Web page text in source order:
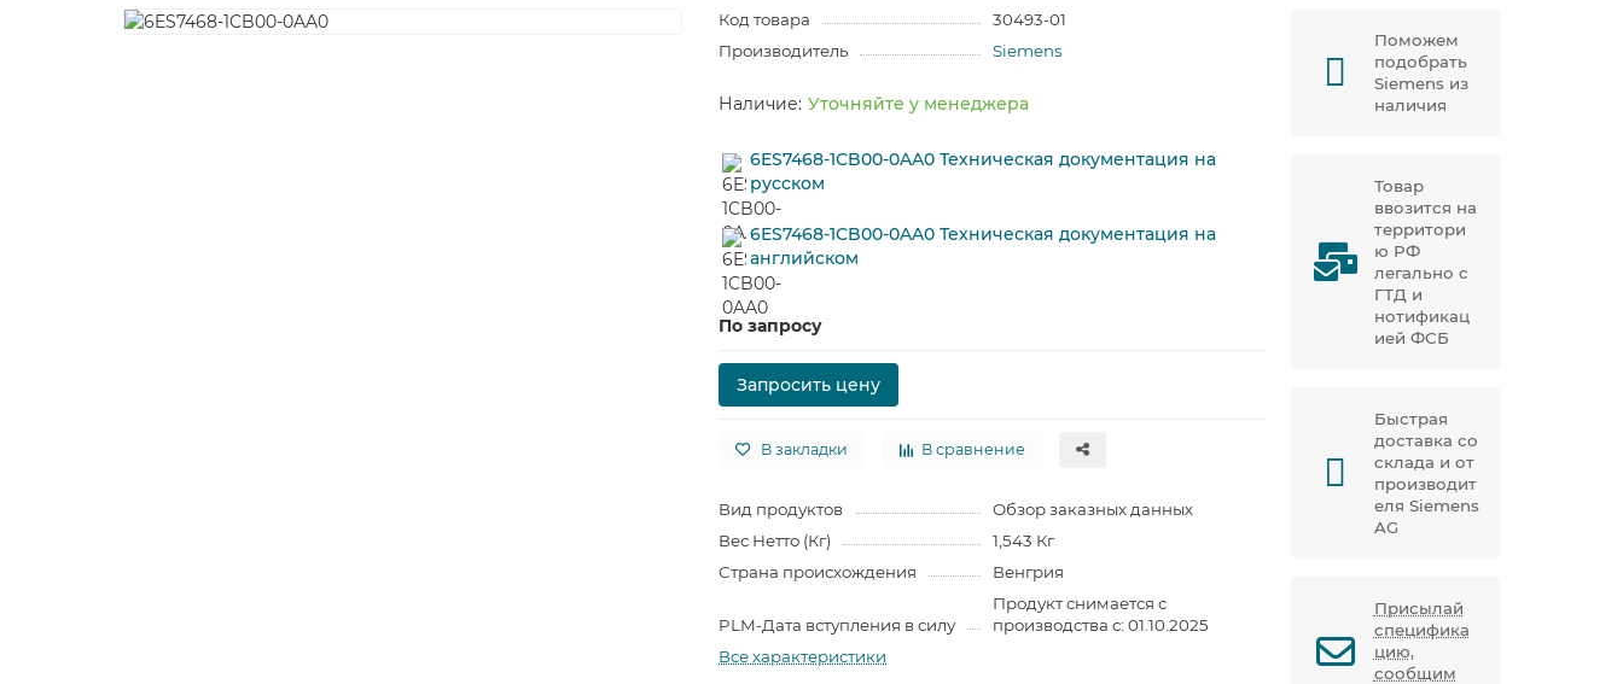
Код товара
30493-01
Производитель
Siemens
Уточняйте у менеджера
6ES7468-1CB00-0AA0 Техническая документация на
русском
6ES7468-1CB00-0AA0 Техническая документация на
английском
По запросу
Запросить цену
В закладки В сравнение
Вид продуктов
Обзор заказных данных
Вес Нетто (Кг)
1,543 Кг
Страна происхождения
Венгрия
PLM-Дата вступления в силу
Продукт снимается с
производства с: 01.10.2025
Все характеристики
Поможем
подобрать
Siemens из
наличия
Товар
ввозится на
территори
ю РФ
легально с
ГТД и
нотификац
ией ФСБ
Быстрая
доставка со
склада и от
производит
еля Siemens
AG
Присылай
специфика
цию,
сообщим